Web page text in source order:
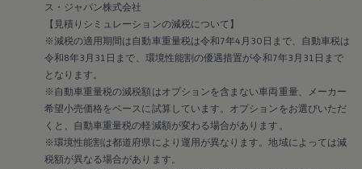
ス・ジャパン株式会社
【見積りシミュレーションの減税について】
※減税の適用期間は自動車重量税は令和7年4月30日まで、自動車税は
令和8年3月31日まで、環境性能割の優遇措置が令和7年3月31日まで
となります。
※自動車重量税の減税額はオプションを含まない車両重量、メーカー
希望小売価格をベースに試算しています。オプションをお選びいただ
くと、自動車重量税の軽減額が変わる場合があります。
※環境性能割は都道府県により運用が異なります。地域によっては減
税額が異なる場合があります。